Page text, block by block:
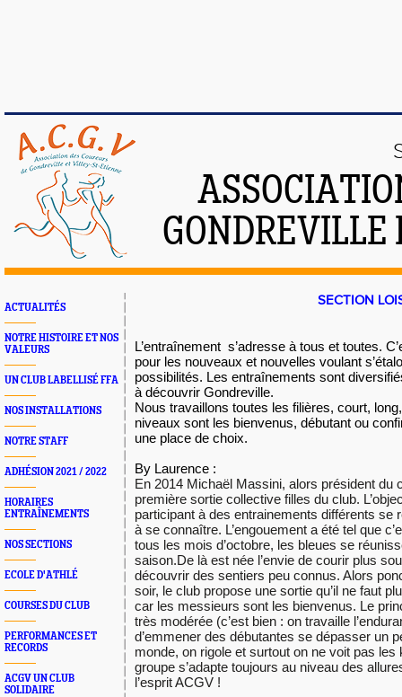
ACTUALITÉS
NOTRE HISTOIRE ET NOS
VALEURS
UN CLUB LABELLISÉ FFA
NOS INSTALLATIONS
NOTRE STAFF
ADHÉSION 2021 / 2022
HORAIRES
ENTRAÎNEMENTS
NOS SECTIONS
ECOLE D'ATHLÉ
COURSES DU CLUB
PERFORMANCES ET
RECORDS
ACGV UN CLUB
SOLIDAIRE
SECTION LOISIR
L’entraînement s’adresse à tous et toutes.
pour les nouveaux et nouvelles voulant
possibilités. Les entraînements sont
à découvrir Gondreville.
Nous travaillons toutes les filières, court,
niveaux sont les bienvenus, débutant ou
une place de choix.
By Laurence :
En 2014 Michaël Massini, alors président du
première sortie collective filles du club.
participant à des entrainements différents se
à se connaître. L’engouement a été tel que
tous les mois d’octobre, les bleues se
saison.De là est née l’envie de courir plus
découvrir des sentiers peu connus. Alors
soir, le club propose une sortie qu’il ne faut
car les messieurs sont les bienvenus. Le
très modérée (c’est bien : on travaille
d’emmener des débutantes se dépasser un
monde, on rigole et surtout on ne voit pas les
groupe s’adapte toujours au niveau des
l’esprit ACGV !